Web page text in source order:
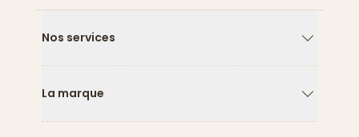
Nos services
La marque